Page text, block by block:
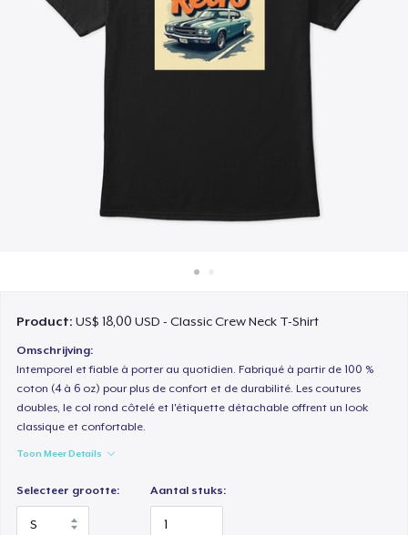
Verkoop overal
Product:US$ 18,00 USD - Classic Crew Neck T-Shirt
Omschrijving:
Intemporel et fiable à porter au quotidien. Fabriqué à partir de 100 %
coton (4 à 6 oz) pour plus de confort et de durabilité. Les coutures
doubles, le col rond côtelé et l'étiquette détachable offrent un look
classique et confortable.
Toon Meer Details
Selecteer grootte: Aantal stuks: